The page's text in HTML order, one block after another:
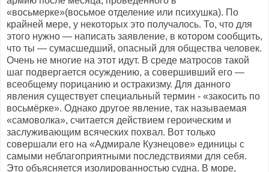
«восьмерке»(восьмое отделение или психушка). По
крайней мере, у некоторых это получалось. То, что для
этого нужно — написать заявление, в котором сообщить,
что ты — сумасшедший, опасный для общества человек.
Очень не многие на этот идут. В среде матросов такой
шаг подвергается осуждению, а совершивший его —
всеобщему порицанию и остракизму. Для данного
явления существует специальный термин - «закосить по
восьмёрке». Однако другое явление, так называемая
«самоволка», считается действием героическим и
заслуживающим всяческих похвал. Вот только
совершали его на «Адмирале Кузнецове» единицы с
самыми неблагоприятными последствиями для себя.
Это объясняется изолированностью судна. В море,